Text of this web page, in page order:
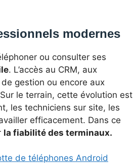
modernes
ou consulter ses
. L’accès au CRM, aux
gestion ou encore aux
le terrain, cette évolution est
les techniciens sur site, les
efficacement. Dans ce
la fiabilité des terminaux.
de téléphones Android